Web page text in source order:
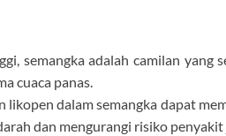
semangka adalah camilan yang
cuaca panas.
likopen dalam semangka dapat
dan mengurangi risiko